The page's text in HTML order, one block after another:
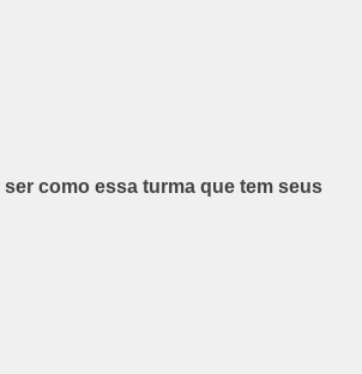
como essa turma que tem seus